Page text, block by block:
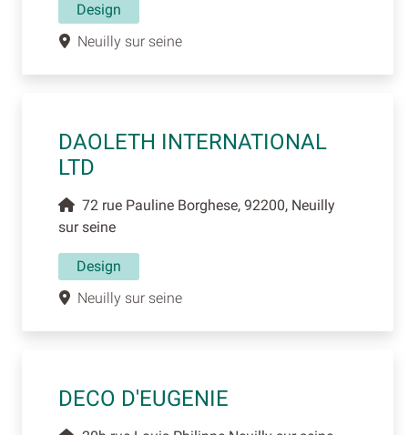
Design
Neuilly sur seine
DAOLETH INTERNATIONAL
LTD
72 rue Pauline Borghese, 92200, Neuilly
sur seine
Design
Neuilly sur seine
DECO D'EUGENIE